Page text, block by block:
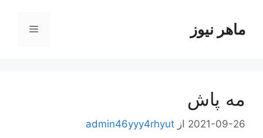
محتواماهر نیوز فهرست
مه پاش
2021-09-26 از admin46yyy4rhyut